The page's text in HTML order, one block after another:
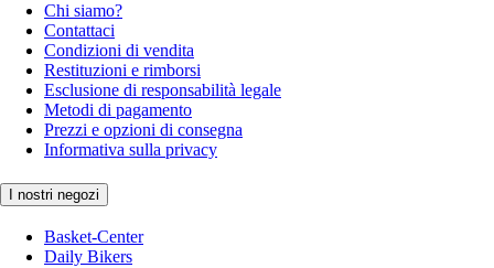
Chi siamo?
Contattaci
Condizioni di vendita
Restituzioni e rimborsi
Esclusione di responsabilità legale
Metodi di pagamento
Prezzi e opzioni di consegna
Informativa sulla privacy
I nostri negozi
Basket-Center
Daily Bikers